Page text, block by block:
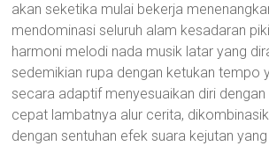
akan seketika mulai bekerja
mendominasi seluruh alam kesadaran
harmoni melodi nada musik latar yang
sedemikian rupa dengan ketukan tempo
secara adaptif menyesuaikan diri
cepat lambatnya alur cerita,
dengan sentuhan efek suara kejutan